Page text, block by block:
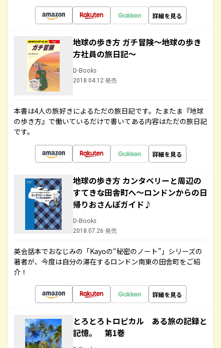
詳細を見る
地球の歩き方 ガチ冒険～地球の歩き
方社員の旅日記～
D-Books
2018.04.12 発売
本書は4人の旅好きによるただの旅日記です。たまたま『地球
の歩き方』で働いているだけで書いてある内容はただの旅日記
です。
詳細を見る
地球の歩き方 カンタベリーと周辺の
すてきな田舎町へ～ロンドンからの日
帰りおさんぽガイド♪
D-Books
2018.07.26 発売
英会話本でおなじみの「Kayoの“秘密のノート”」シリーズの
著者が、今度は自分の滞在するロンドン南東の田舎町をご紹
介！
詳細を見る
とろとろトロピカル ある旅の記録と
記憶。 第1巻